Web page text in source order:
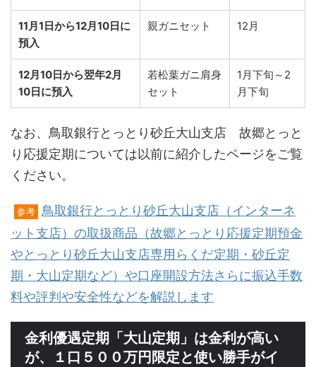
11月1日から12月10日に
預入
親ガニセット 12月
12月10日から翌年2月
10日に預入
若松葉ガニ肩身
セット
1月下旬～2
月下旬
なお、鳥取銀行とっとり砂丘大山支店 故郷とっと
り応援定期については以前に紹介したページをご覧
ください。
参考
鳥取銀行とっとり砂丘大山支店（インターネ
ット支店）の取扱商品（故郷とっとり応援定期預金
やとっとり砂丘大山支店専用らくだ定期・砂丘定
期・大山定期など）や口座開設方法さらに振込手数
料や評判や安全性などを解説します
金利優遇定期「大山定期」は金利が高い
が、１口５００万円限定と使い勝手がイ